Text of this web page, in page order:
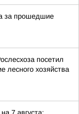
за прошедшие
посетил
лесного хозяйства